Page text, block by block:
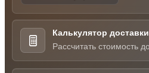
Калькулятор доставки
Рассчитать стоимость